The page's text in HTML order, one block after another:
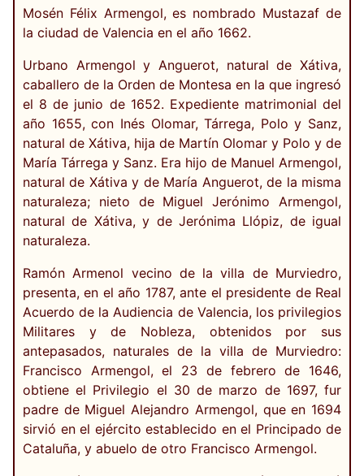
Mosén Félix Armengol, es nombrado Mustazaf de
la ciudad de Valencia en el año 1662.
Urbano Armengol y Anguerot, natural de Xátiva,
caballero de la Orden de Montesa en la que ingresó
el 8 de junio de 1652. Expediente matrimonial del
año 1655, con Inés Olomar, Tárrega, Polo y Sanz,
natural de Xátiva, hija de Martín Olomar y Polo y de
María Tárrega y Sanz. Era hijo de Manuel Armengol,
natural de Xátiva y de María Anguerot, de la misma
naturaleza; nieto de Miguel Jerónimo Armengol,
natural de Xátiva, y de Jerónima Llópiz, de igual
naturaleza.
Ramón Armenol vecino de la villa de Murviedro,
presenta, en el año 1787, ante el presidente de Real
Acuerdo de la Audiencia de Valencia, los privilegios
Militares y de Nobleza, obtenidos por sus
antepasados, naturales de la villa de Murviedro:
Francisco Armengol, el 23 de febrero de 1646,
obtiene el Privilegio el 30 de marzo de 1697, fur
padre de Miguel Alejandro Armengol, que en 1694
sirvió en el ejército establecido en el Principado de
Cataluña, y abuelo de otro Francisco Armengol.